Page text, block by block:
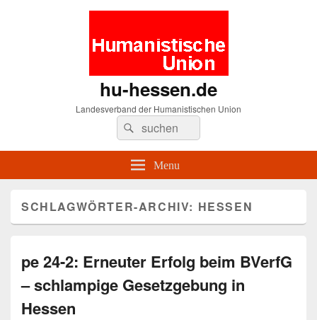
hu-hessen.de
Landesverband der Humanistischen Union
Search
for:
Suche
Menu
SCHLAGWÖRTER-ARCHIV: HESSEN
pe 24-2: Erneuter Erfolg beim BVerfG
– schlampige Gesetzgebung in
Hessen